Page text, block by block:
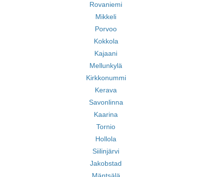
Rovaniemi
Mikkeli
Porvoo
Kokkola
Kajaani
Mellunkylä
Kirkkonummi
Kerava
Savonlinna
Kaarina
Tornio
Hollola
Siilinjärvi
Jakobstad